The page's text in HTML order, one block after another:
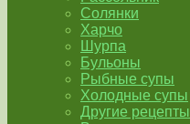
Солянки
Харчо
Шурпа
Бульоны
Рыбные супы
Холодные супы
Другие рецепты